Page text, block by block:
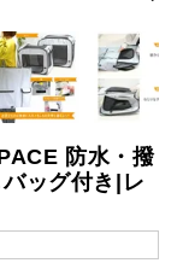
防水・撥
ッグ付き|レ